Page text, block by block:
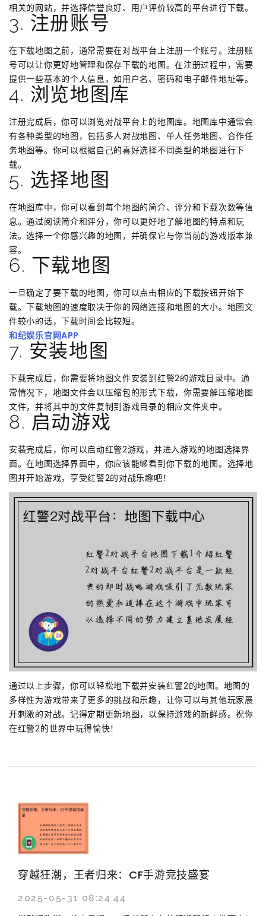
相关的网站，并选择信誉良好、用户评价较高的平台进行下载。
3. 注册账号
在下载地图之前，通常需要在对战平台上注册一个账号。注册账
号可以让你更好地管理和保存下载的地图。在注册过程中，需要
提供一些基本的个人信息，如用户名、密码和电子邮件地址等。
4. 浏览地图库
注册完成后，你可以浏览对战平台上的地图库。地图库中通常会
有各种类型的地图，包括多人对战地图、单人任务地图、合作任
务地图等。你可以根据自己的喜好选择不同类型的地图进行下
载。
5. 选择地图
在地图库中，你可以看到每个地图的简介、评分和下载次数等信
息。通过阅读简介和评分，你可以更好地了解地图的特点和玩
法。选择一个你感兴趣的地图，并确保它与你当前的游戏版本兼
容。
6. 下载地图
一旦确定了要下载的地图，你可以点击相应的下载按钮开始下
载。下载地图的速度取决于你的网络连接和地图的大小。地图文
件较小的话，下载时间会比较短。
和纪娱乐官网APP
7. 安装地图
下载完成后，你需要将地图文件安装到红警2的游戏目录中。通
常情况下，地图文件会以压缩包的形式下载，你需要解压缩地图
文件，并将其中的文件复制到游戏目录的相应文件夹中。
8. 启动游戏
安装完成后，你可以启动红警2游戏，并进入游戏的地图选择界
面。在地图选择界面中，你应该能够看到你下载的地图。选择地
图并开始游戏，享受红警2的对战乐趣吧！
通过以上步骤，你可以轻松地下载并安装红警2的地图。地图的
多样性为游戏带来了更多的挑战和乐趣，让你可以与其他玩家展
开刺激的对战。记得定期更新地图，以保持游戏的新鲜感。祝你
在红警2的世界中玩得愉快！
穿越狂潮，王者归来：CF手游竞技盛宴
2025-05-31 08:24:44